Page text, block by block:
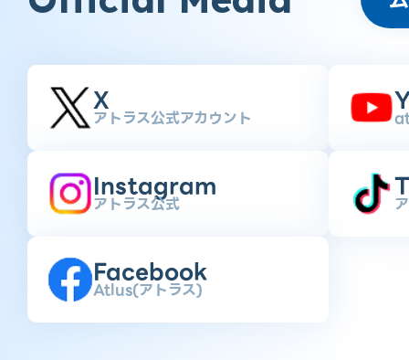
X
アトラス公式アカウント
Instagram
アトラス公式
Facebook
Atlus(アトラス)